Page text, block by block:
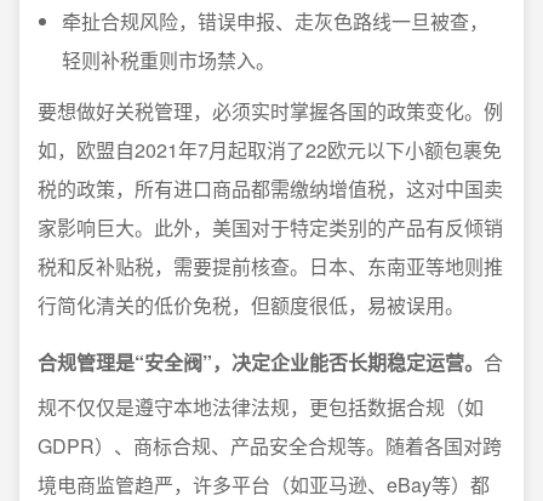
牵扯合规风险，错误申报、走灰色路线一旦被查，
轻则补税重则市场禁入。
要想做好关税管理，必须实时掌握各国的政策变化。例
如，欧盟自2021年7月起取消了22欧元以下小额包裹免
税的政策，所有进口商品都需缴纳增值税，这对中国卖
家影响巨大。此外，美国对于特定类别的产品有反倾销
税和反补贴税，需要提前核查。日本、东南亚等地则推
行简化清关的低价免税，但额度很低，易被误用。
合规管理是“安全阀”，决定企业能否长期稳定运营。 合
规不仅仅是遵守本地法律法规，更包括数据合规（如
GDPR）、商标合规、产品安全合规等。随着各国对跨
境电商监管趋严，许多平台（如亚马逊、eBay等）都